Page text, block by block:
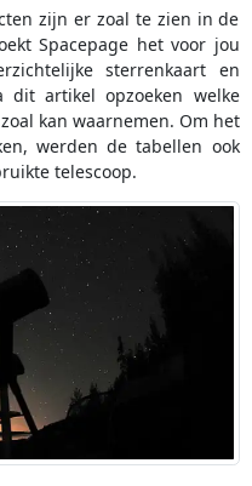
zijn er zoal te zien in de
Spacepage het voor jou
sterrenkaart en
dit artikel opzoeken welke
kan waarnemen. Om het
werden de tabellen ook
telescoop.